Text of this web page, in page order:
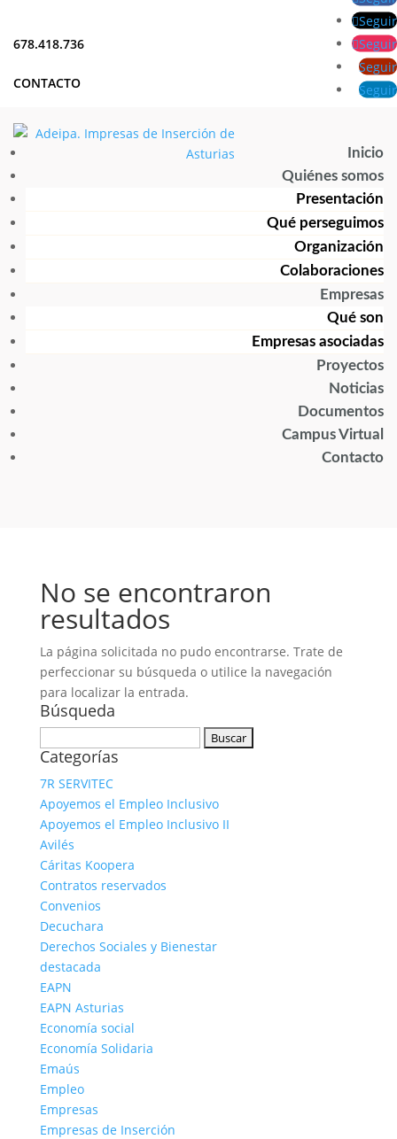
678.418.736
CONTACTO
Seguir
Seguir
Seguir
Seguir
Inicio
Quiénes somos
Presentación
Qué perseguimos
Organización
Colaboraciones
Empresas
Qué son
Empresas asociadas
Proyectos
Noticias
Documentos
Campus Virtual
Contacto
No se encontraron
resultados
La página solicitada no pudo encontrarse. Trate de
perfeccionar su búsqueda o utilice la navegación
para localizar la entrada.
Búsqueda
Categorías
7R SERVITEC
Apoyemos el Empleo Inclusivo
Apoyemos el Empleo Inclusivo II
Avilés
Cáritas Koopera
Contratos reservados
Convenios
Decuchara
Derechos Sociales y Bienestar
destacada
EAPN
EAPN Asturias
Economía social
Economía Solidaria
Emaús
Empleo
Empresas
Empresas de Inserción